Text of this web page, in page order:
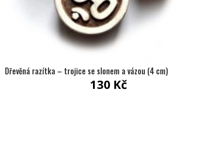
Dřevěná razítka – trojice se slonem a vázou (4 cm)
130 Kč